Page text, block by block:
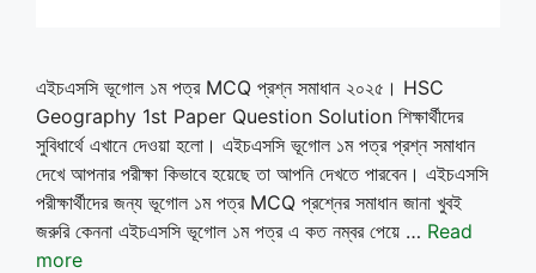
এইচএসসি ভূগোল ১ম পত্র MCQ প্রশ্ন সমাধান ২০২৫। HSC
Geography 1st Paper Question Solution শিক্ষার্থীদের
সুবিধার্থে এখানে দেওয়া হলো। এইচএসসি ভূগোল ১ম পত্র প্রশ্ন সমাধান
দেখে আপনার পরীক্ষা কিভাবে হয়েছে তা আপনি দেখতে পারবেন। এইচএসসি
পরীক্ষার্থীদের জন্য ভূগোল ১ম পত্র MCQ প্রশ্নের সমাধান জানা খুবই
জরুরি কেননা এইচএসসি ভূগোল ১ম পত্র এ কত নম্বর পেয়ে … Read
more